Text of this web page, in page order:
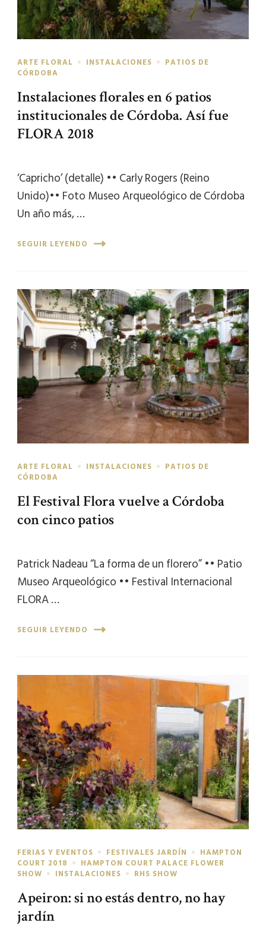
ARTE FLORAL INSTALACIONES
PATIOS DE
CÓRDOBA
Instalaciones florales en 6 patios
institucionales de Córdoba. Así fue
FLORA 2018
‘Capricho’ (detalle) •• Carly Rogers (Reino
Unido)•• Foto Museo Arqueológico de Córdoba
Un año más, …
SEGUIR LEYENDO
ARTE FLORAL INSTALACIONES
PATIOS DE
CÓRDOBA
El Festival Flora vuelve a Córdoba
con cinco patios
Patrick Nadeau “La forma de un florero” •• Patio
Museo Arqueológico •• Festival Internacional
FLORA …
SEGUIR LEYENDO
FERIAS Y EVENTOS FESTIVALES JARDÍN
HAMPTON
COURT 2018
HAMPTON COURT PALACE FLOWER
SHOW
INSTALACIONES RHS SHOW
Apeiron: si no estás dentro, no hay
jardín